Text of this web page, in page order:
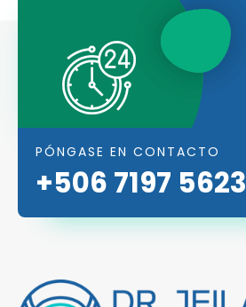
PÓNGASE EN CONTACTO
+506 7197 5623